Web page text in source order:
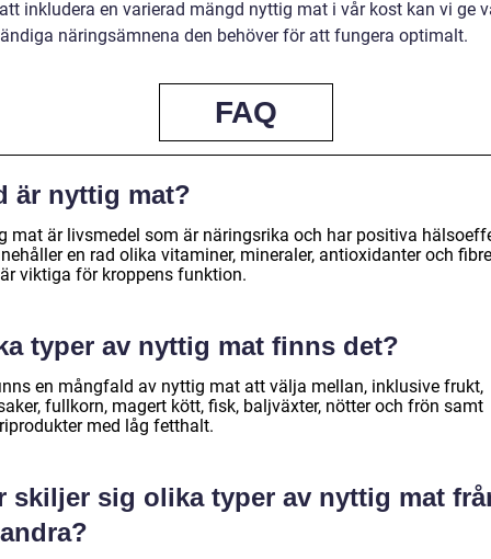
inkludera en varierad mängd nyttig mat i vår kost kan vi ge
näringsämnena den behöver för att fungera optimalt.
FAQ
är nyttig mat?
mat är livsmedel som är näringsrika och har positiva
en rad olika vitaminer, mineraler, antioxidanter och
viktiga för kroppens funktion.
typer av nyttig mat finns det?
en mångfald av nyttig mat att välja mellan, inklusive frukt,
fullkorn, magert kött, fisk, baljväxter, nötter och frön samt
med låg fetthalt.
skiljer sig olika typer av nyttig mat